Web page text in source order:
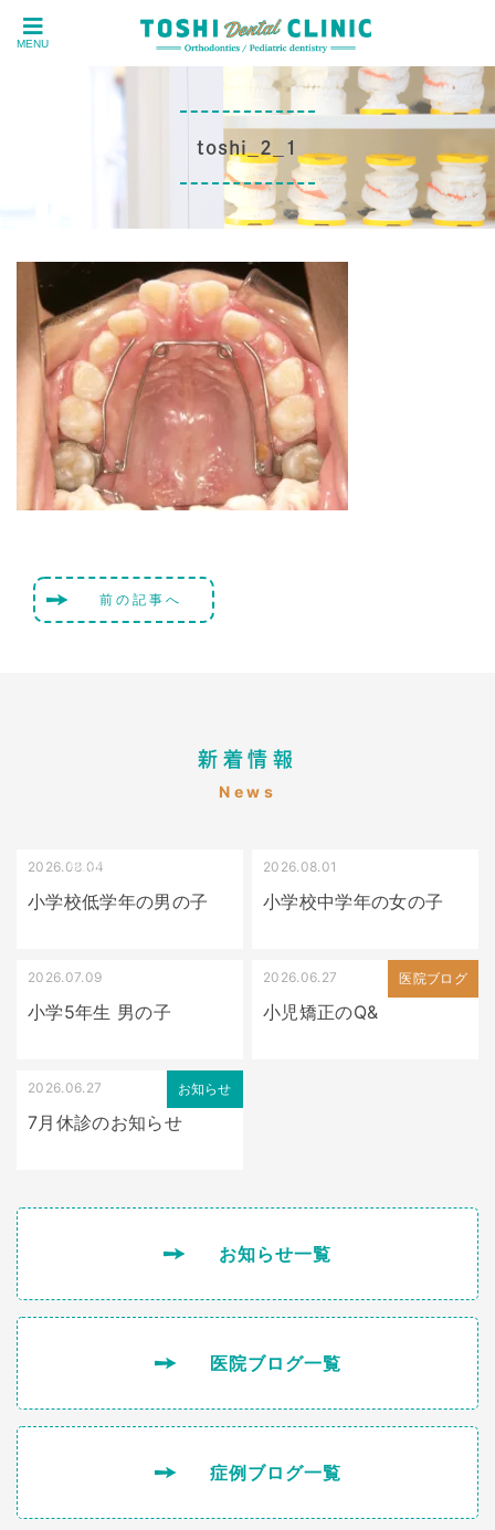
MENU
toshi_2_1
前の記事へ
新着情報
News
受け口（しゃくれている）
2026.08.04
小学校低学年の男の子
2026.08.01
小学校中学年の女の子
2026.07.09
小学5年生 男の子
医院ブログ
2026.06.27
小児矯正のQ&
お知らせ
2026.06.27
7月休診のお知らせ
お知らせ一覧
医院ブログ一覧
症例ブログ一覧